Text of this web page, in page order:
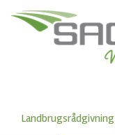
Landbrugsrådgivning